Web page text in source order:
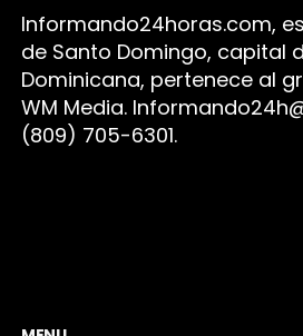
Informando24horas.com,
de Santo Domingo, capital
Dominicana, pertenece al
WM Media. I
(809) 705-6301.